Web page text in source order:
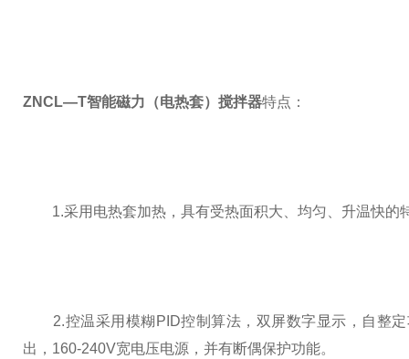
ZNCL—T智能磁力（电热套）搅拌器特点：
1.采用电热套加热，具有受热面积大、均匀、升温快的
2.控温采用模糊PID控制算法，双屏数字显示，自整定
出，160-240V宽电压电源，并有断偶保护功能。